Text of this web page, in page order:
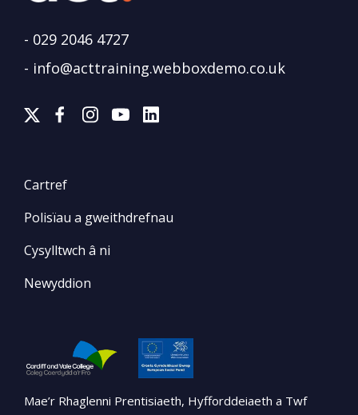
- 029 2046 4727
- info@acttraining.webboxdemo.co.uk
Cartref
Polisïau a gweithdrefnau
Cysylltwch â ni
Newyddion
Mae’r Rhaglenni Prentisiaeth, Hyfforddeiaeth a Twf